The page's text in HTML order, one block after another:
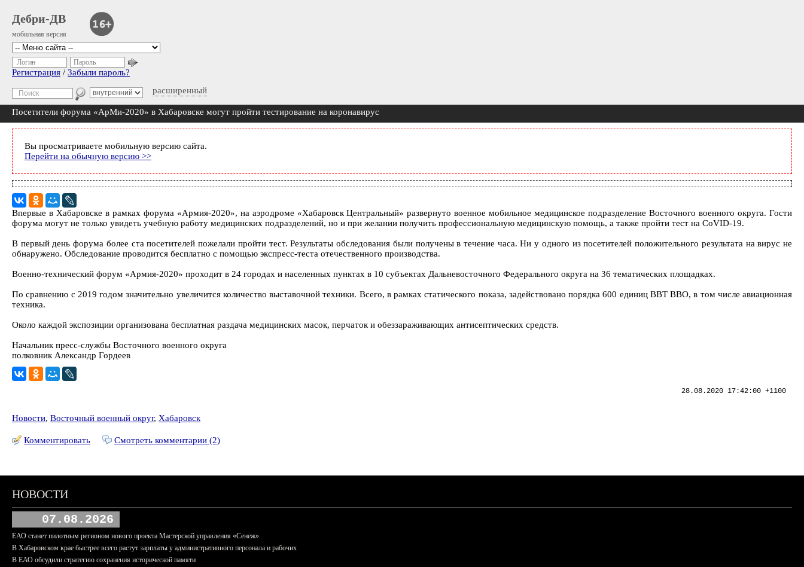
Дебри-ДВ
мобильная версия
расширенный
Логин Пароль
Регистрация / Забыли пароль?
Посетители форума «АрМи-2020» в Хабаровске могут пройти тестирование на коронавирус
Вы просматриваете мобильную версию сайта.
Перейти на обычную версию >>
Впервые в Хабаровске в рамках форума «Армия-2020», на аэродроме «Хабаровск Центральный» развернуто военное мобильное медицинское подразделение Восточного военного округа. Гости
форума могут не только увидеть учебную работу медицинских подразделений, но и при желании получить профессиональную медицинскую помощь, а также пройти тест на CoVID-19.
В первый день форума более ста посетителей пожелали пройти тест. Результаты обследования были получены в течение часа. Ни у одного из посетителей положительного результата на вирус не
обнаружено. Обследование проводится бесплатно с помощью экспресс-теста отечественного производства.
Военно-технический форум «Армия-2020» проходит в 24 городах и населенных пунктах в 10 субъектах Дальневосточного Федерального округа на 36 тематических площадках.
По сравнению с 2019 годом значительно увеличится количество выставочной техники. Всего, в рамках статического показа, задействовано порядка 600 единиц ВВТ ВВО, в том числе авиационная
техника.
Около каждой экспозиции организована бесплатная раздача медицинских масок, перчаток и обеззараживающих антисептических средств.
Начальник пресс-службы Восточного военного округа
полковник Александр Гордеев
28.08.2020 17:42:00 +1100
Новости, Восточный военный округ, Хабаровск
Комментировать Смотреть комментарии (2)
НОВОСТИ
07.08.2026
ЕАО станет пилотным регионом нового проекта Мастерской управления «Сенеж»
В Хабаровском крае быстрее всего растут зарплаты у административного персонала и рабочих
В ЕАО обсудили стратегию сохранения исторической памяти